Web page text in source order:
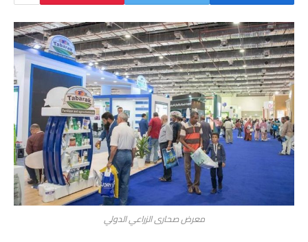
معرض صحارى الزراعي الدولي